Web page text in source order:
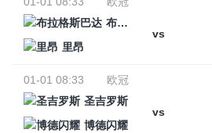
布拉格斯巴达
vs
里昂
01-01 08:33
欧冠
圣吉罗斯
vs
博德闪耀